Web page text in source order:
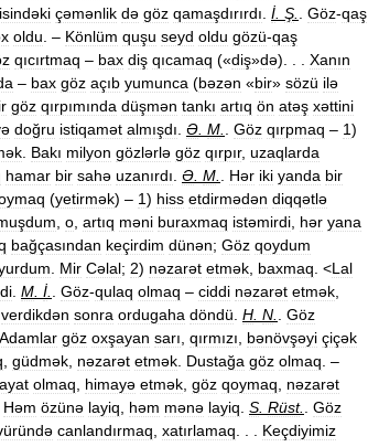
çəmənlik də göz qamaşdırırdı İ Ş Göz-qaş
oldu . – Könlüm quşu seyd oldu gözü-qaş
qıcırtmaq – bax diş qıcamaq («diş»də). . . Xanın
– bax göz açıb yumunca (bəzən «bir» sözü ilə
göz qırpımında düşmən tankı artıq ön atəş xəttini
doğru istiqamət almışdı Ə M Göz qırpmaq – 1)
Bakı milyon gözlərlə göz qırpır, uzaqlarda
hamar bir sahə uzanırdı Ə M Hər iki yanda bir
(yetirmək) – 1) hiss etdirmədən diqqətlə
o artıq məni buraxmaq istəmirdi hər yana
bağçasından keçirdim dünən; Göz qoydum
Mir Cəlal; 2) nəzarət etmək baxmaq . <Lal
M İ Göz-qulaq olmaq – ciddi nəzarət etmək
verdikdən sonra ordugaha döndü H N
Göz
Adamlar göz oxşayan sarı qırmızı bənövşəyi çiçək
güdmək nəzarət etmək Dustağa göz olmaq . –
olmaq himayə etmək göz qoymaq
nəzarət
Həm özünə layiq həm mənə layiq S Rüst.
Göz
canlandırmaq xatırlamaq
Keçdiyimiz